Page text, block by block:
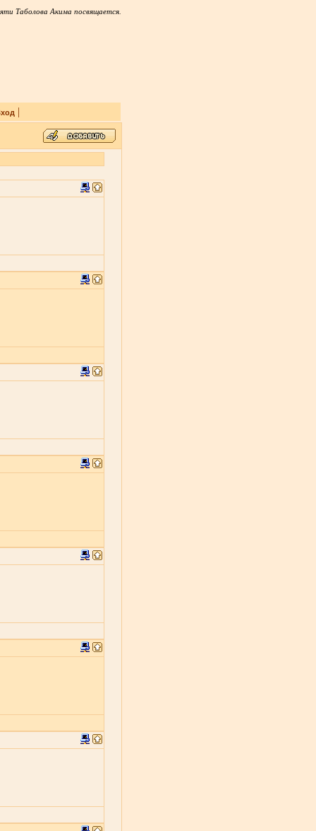
Таболова Акима посвящается.
|